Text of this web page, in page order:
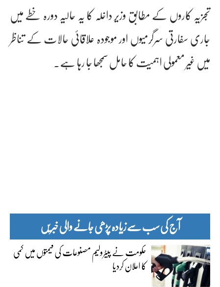
تجزیہ کاروں کے مطابق وزیر داخلہ کا یہ حالیہ دورہ خطے میں
جاری سفارتی سرگرمیوں اور موجودہ علاقائی حالات کے تناظر
میں غیر معمولی اہمیت کا حامل سمجھا جا رہا ہے۔
آج کی سب سے زیادہ پڑھی جانے والی خبریں
حکومت نے پیٹرولیم مصنوعات کی قیمتوں میں کمی
کا اعلان کردیا